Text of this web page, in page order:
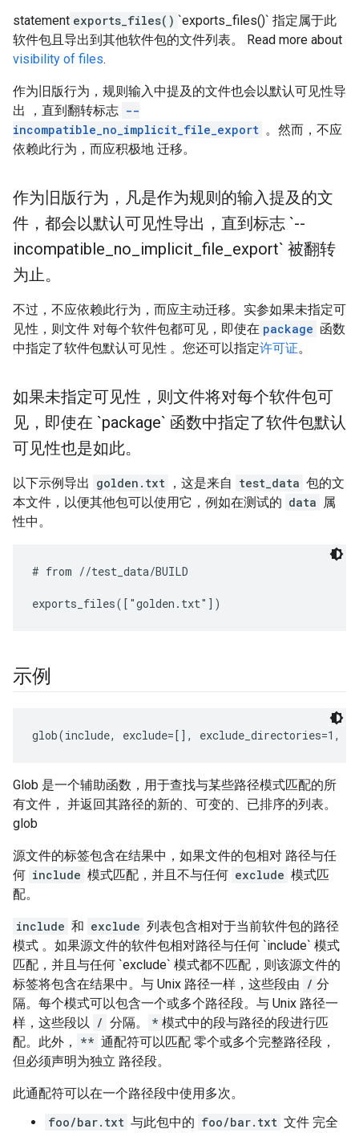
statement exports_files() `exports_files()` 指定属于此
软件包且导出到其他软件包的文件列表。 Read more about
visibility of files.
作为旧版行为，规则输入中提及的文件也会以默认可见性导
出 ，直到翻转标志 --
incompatible_no_implicit_file_export 。然而，不应
依赖此行为，而应积极地 迁移。
作为旧版行为，凡是作为规则的输入提及的文
件，都会以默认可见性导出，直到标志 `--
incompatible no implicit file export` 被翻转
为止。
不过，不应依赖此行为，而应主动迁移。实参如果未指定可
见性，则文件 对每个软件包都可见，即使在 package 函数
中指定了软件包默认可见性 。您还可以指定许可证。
如果未指定可见性，则文件将对每个软件包可
见，即使在 `package` 函数中指定了软件包默认
可见性也是如此。
以下示例导出 golden.txt ，这是来自 test_data 包的文
本文件，以便其他包可以使用它，例如在测试的 data 属
性中。
# from //test_data/BUILD
示例
glob(include, exclude=[], exclude_directories=1,
Glob 是一个辅助函数，用于查找与某些路径模式匹配的所
有文件， 并返回其路径的新的、可变的、已排序的列表。
glob
源文件的标签包含在结果中，如果文件的包相对 路径与任
何 include 模式匹配，并且不与任何 exclude 模式匹
配。
include 和 exclude 列表包含相对于当前软件包的路径
模式 。如果源文件的软件包相对路径与任何 `include` 模式
匹配，并且与任何 `exclude` 模式都不匹配，则该源文件的
标签将包含在结果中。与 Unix 路径一样，这些段由 / 分
隔。每个模式可以包含一个或多个路径段。与 Unix 路径一
样，这些段以 / 分隔。 * 模式中的段与路径的段进行匹
配。此外，
** 通配符可以匹配 零个或多个完整路径段，
但必须声明为独立 路径段。
此通配符可以在一个路径段中使用多次。
foo/bar.txt 与此包中的 foo/bar.txt 文件 完全